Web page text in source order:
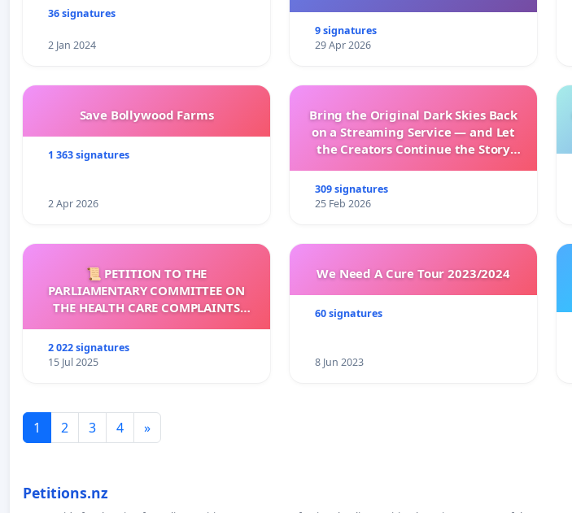
36 signatures
2 Jan 2024
9 signatures
29 Apr 2026
Save Bollywood Farms
1 363 signatures
2 Apr 2026
Bring the Original Dark Skies Back
on a Streaming Service — and Let
the Creators Continue the Story
309 signatures
25 Feb 2026
📜 PETITION TO THE
PARLIAMENTARY COMMITTEE ON
THE HEALTH CARE COMPLAINTS
2 022 signatures
15 Jul 2025
We Need A Cure Tour 2023/2024
60 signatures
8 Jun 2023
1 2 3 4 »
Petitions.nz